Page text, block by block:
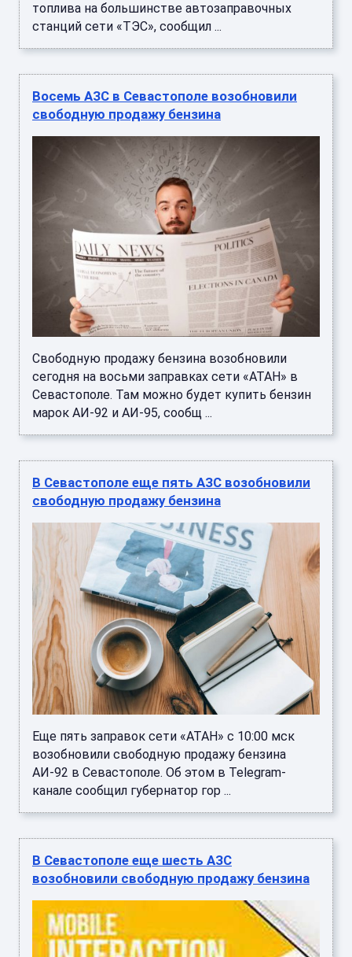
топлива на большинстве автозаправочных
станций сети «ТЭС», сообщил ...
Восемь АЗС в Севастополе возобновили
свободную продажу бензина
Свободную продажу бензина возобновили
сегодня на восьми заправках сети «АТАН» в
Севастополе. Там можно будет купить бензин
марок АИ-92 и АИ-95, сообщ ...
В Севастополе еще пять АЗС возобновили
свободную продажу бензина
Еще пять заправок сети «АТАН» с 10:00 мск
возобновили свободную продажу бензина
АИ-92 в Севастополе. Об этом в Telegram-
канале сообщил губернатор гор ...
В Севастополе еще шесть АЗС
возобновили свободную продажу бензина